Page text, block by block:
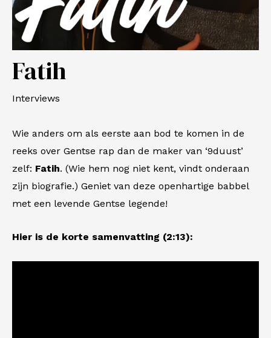
Fatih
Interviews
Wie anders om als eerste aan bod te komen in de
reeks over Gentse rap dan de maker van ‘9duust’
zelf: Fatih. (Wie hem nog niet kent, vindt onderaan
zijn biografie.) Geniet van deze openhartige babbel
met een levende Gentse legende!
Hier is de korte samenvatting (2:13):